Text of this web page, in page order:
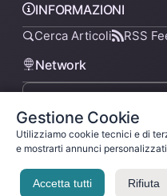
Gestione Cookie
Utilizziamo cookie tecnici e di
e mostrarti annunci
Accetta tutti Rifiuta
INFORMAZIONI
Cerca Articoli RSS
Network
lsnn.net
Privacy Policy